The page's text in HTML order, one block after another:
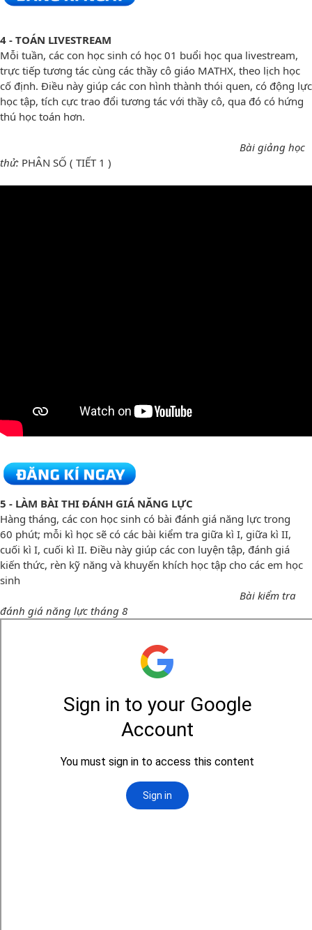
4 - TOÁN LIVESTREAM
Mỗi tuần, các con học sinh có học 01 buổi học qua livestream,
trực tiếp tương tác cùng các thầy cô giáo MATHX, theo lịch học
cố định. Điều này giúp các con hình thành thói quen, có động lực
học tập, tích cực trao đổi tương tác với thầy cô, qua đó có hứng
thú học toán hơn.
Bài giảng học
thử: PHÂN SỐ ( TIẾT 1 )
5 - LÀM BÀI THI ĐÁNH GIÁ NĂNG LỰC
Hàng tháng, các con học sinh có bài đánh giá năng lực trong
60 phút; mỗi kì học sẽ có các bài kiểm tra giữa kì I, giữa kì II,
cuối kì I, cuối kì II. Điều này giúp các con luyện tập, đánh giá
kiến thức, rèn kỹ năng và khuyến khích học tập cho các em học
sinh
Bài kiểm tra
đánh giá năng lực tháng 8